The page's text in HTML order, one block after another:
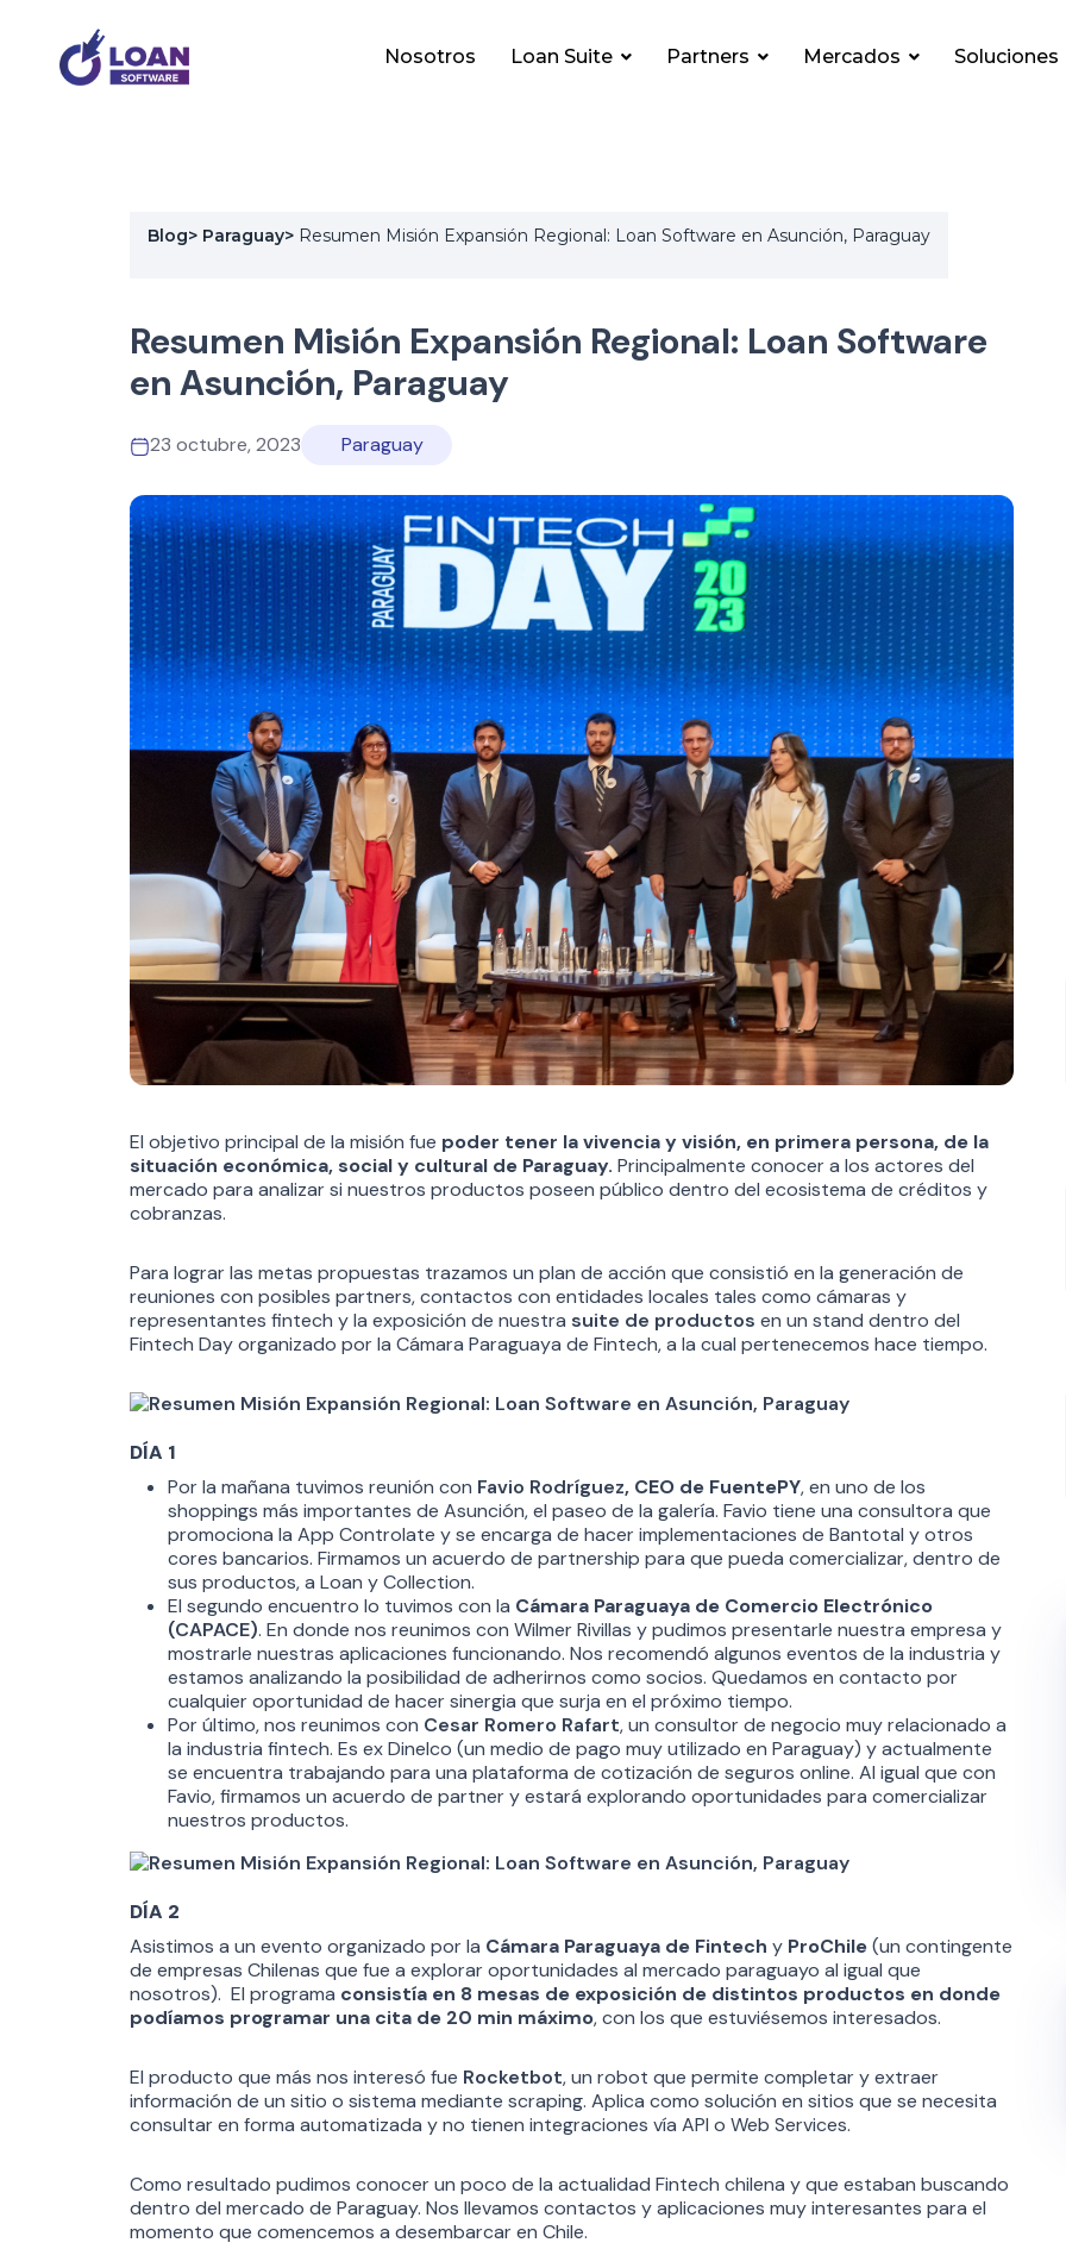
Nosotros Loan Suite Partners Mercados Soluciones
Blog> Paraguay> Resumen Misión Expansión Regional: Loan Software en Asunción, Paraguay
Resumen Misión Expansión Regional: Loan Software
en Asunción, Paraguay
23 octubre, 2023 Paraguay
El objetivo principal de la misión fue poder tener la vivencia y visión, en primera persona, de la
situación económica, social y cultural de Paraguay. Principalmente conocer a los actores del
mercado para analizar si nuestros productos poseen público dentro del ecosistema de créditos y
cobranzas.
Para lograr las metas propuestas trazamos un plan de acción que consistió en la generación de
reuniones con posibles partners, contactos con entidades locales tales como cámaras y
representantes fintech y la exposición de nuestra suite de productos en un stand dentro del
Fintech Day organizado por la Cámara Paraguaya de Fintech, a la cual pertenecemos hace tiempo.
DÍA 1
Por la mañana tuvimos reunión con Favio Rodríguez, CEO de FuentePY, en uno de los
shoppings más importantes de Asunción, el paseo de la galería. Favio tiene una consultora que
promociona la App Controlate y se encarga de hacer implementaciones de Bantotal y otros
cores bancarios. Firmamos un acuerdo de partnership para que pueda comercializar, dentro de
sus productos, a Loan y Collection.
El segundo encuentro lo tuvimos con la Cámara Paraguaya de Comercio Electrónico
(CAPACE). En donde nos reunimos con Wilmer Rivillas y pudimos presentarle nuestra empresa y
mostrarle nuestras aplicaciones funcionando. Nos recomendó algunos eventos de la industria y
estamos analizando la posibilidad de adherirnos como socios. Quedamos en contacto por
cualquier oportunidad de hacer sinergia que surja en el próximo tiempo.
Por último, nos reunimos con Cesar Romero Rafart, un consultor de negocio muy relacionado a
la industria fintech. Es ex Dinelco (un medio de pago muy utilizado en Paraguay) y actualmente
se encuentra trabajando para una plataforma de cotización de seguros online. Al igual que con
Favio, firmamos un acuerdo de partner y estará explorando oportunidades para comercializar
nuestros productos.
DÍA 2
Asistimos a un evento organizado por la Cámara Paraguaya de Fintech y ProChile(un contingente
de empresas Chilenas que fue a explorar oportunidades al mercado paraguayo al igual que
nosotros). El programa consistía en 8 mesas de exposición de distintos productos en donde
podíamos programar una cita de 20 min máximo, con los que estuviésemos interesados.
El producto que más nos interesó fue Rocketbot, un robot que permite completar y extraer
información de un sitio o sistema mediante scraping. Aplica como solución en sitios que se necesita
consultar en forma automatizada y no tienen integraciones vía API o Web Services.
Como resultado pudimos conocer un poco de la actualidad Fintech chilena y que estaban buscando
dentro del mercado de Paraguay. Nos llevamos contactos y aplicaciones muy interesantes para el
momento que comencemos a desembarcar en Chile.